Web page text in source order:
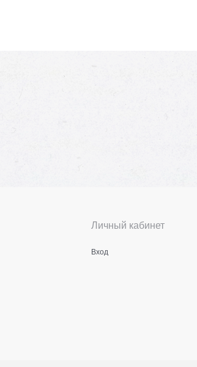
Личный кабинет
Вход